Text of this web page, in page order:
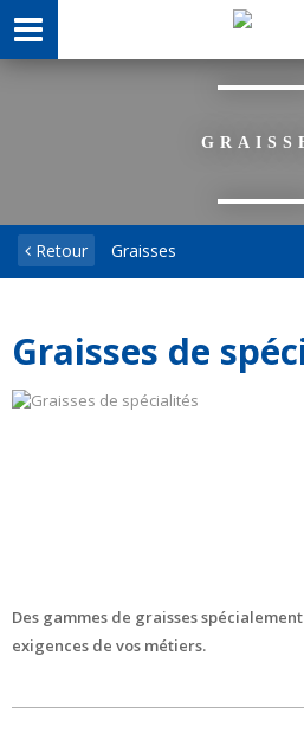
Retour Graisses
Graisses de
Des gammes de graisses
exigences de vos métiers.